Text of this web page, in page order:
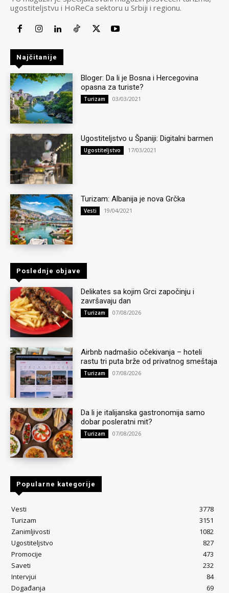
ugostiteljstvu i HoReCa sektoru u Srbiji i regionu.
Najčitanije
Bloger: Da li je Bosna i Hercegovina
opasna za turiste?
Turizam 03/03/2021
Ugostiteljstvo u Španiji: Digitalni barmen
Ugostiteljstvo 17/03/2021
Turizam: Albanija je nova Grčka
Vesti 19/04/2021
Poslednje objave
Delikates sa kojim Grci započinju i
završavaju dan
Turizam 07/08/2026
Airbnb nadmašio očekivanja – hoteli
rastu tri puta brže od privatnog smeštaja
Turizam 07/08/2026
Da li je italijanska gastronomija samo
dobar posleratni mit?
Turizam 07/08/2026
Popularne kategorije
Vesti
3778
Turizam
3151
Zanimljivosti
1082
Ugostiteljstvo
827
Promocije
473
Saveti
232
Intervjui
84
Događanja
69